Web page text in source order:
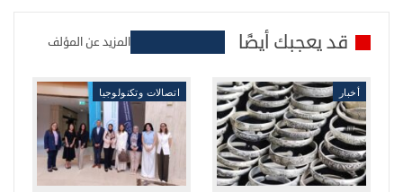
قد يعجبك أيضًا المزيد عن المؤلف
أخبار اتصالات وتكنولوجيا